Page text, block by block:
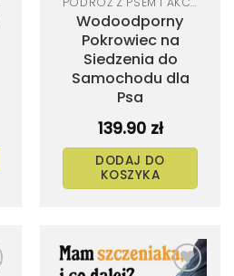
Wodoodporny
Pokrowiec na
Siedzenia do
Samochodu dla
Psa
139.90 zł
DODAJ DO
KOSZYKA